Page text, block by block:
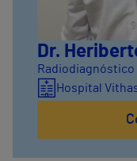
Dr.
Radiodiagnóstico
Hospital